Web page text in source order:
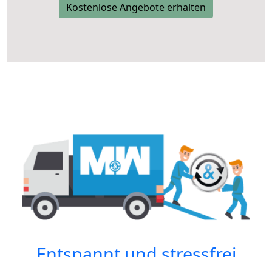
Kostenlose Angebote erhalten